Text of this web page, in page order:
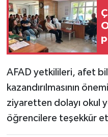
AFAD yetkilileri, afet
kazandırılmasının
ziyaretten dolayı okul
öğrencilere teşekkür